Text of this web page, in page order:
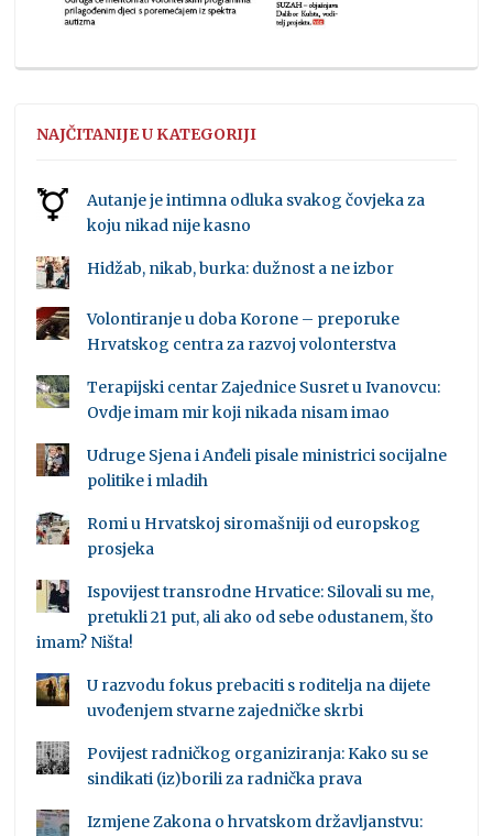
NAJČITANIJE U KATEGORIJI
Autanje je intimna odluka svakog čovjeka za
koju nikad nije kasno
Hidžab, nikab, burka: dužnost a ne izbor
Volontiranje u doba Korone – preporuke
Hrvatskog centra za razvoj volonterstva
Terapijski centar Zajednice Susret u Ivanovcu:
Ovdje imam mir koji nikada nisam imao
Udruge Sjena i Anđeli pisale ministrici socijalne
politike i mladih
Romi u Hrvatskoj siromašniji od europskog
prosjeka
Ispovijest transrodne Hrvatice: Silovali su me,
pretukli 21 put, ali ako od sebe odustanem, što
imam? Ništa!
U razvodu fokus prebaciti s roditelja na dijete
uvođenjem stvarne zajedničke skrbi
Povijest radničkog organiziranja: Kako su se
sindikati (iz)borili za radnička prava
Izmjene Zakona o hrvatskom državljanstvu: